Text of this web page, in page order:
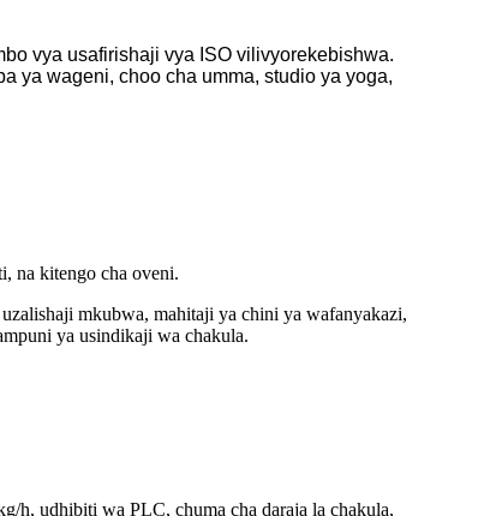
vya usafirishaji vya ISO vilivyorekebishwa.
ya wageni, choo cha umma, studio ya yoga,
na kitengo cha oveni.
mkubwa, mahitaji ya chini ya wafanyakazi,
ya usindikaji wa chakula.
h, udhibiti wa PLC, chuma cha daraja la chakula,